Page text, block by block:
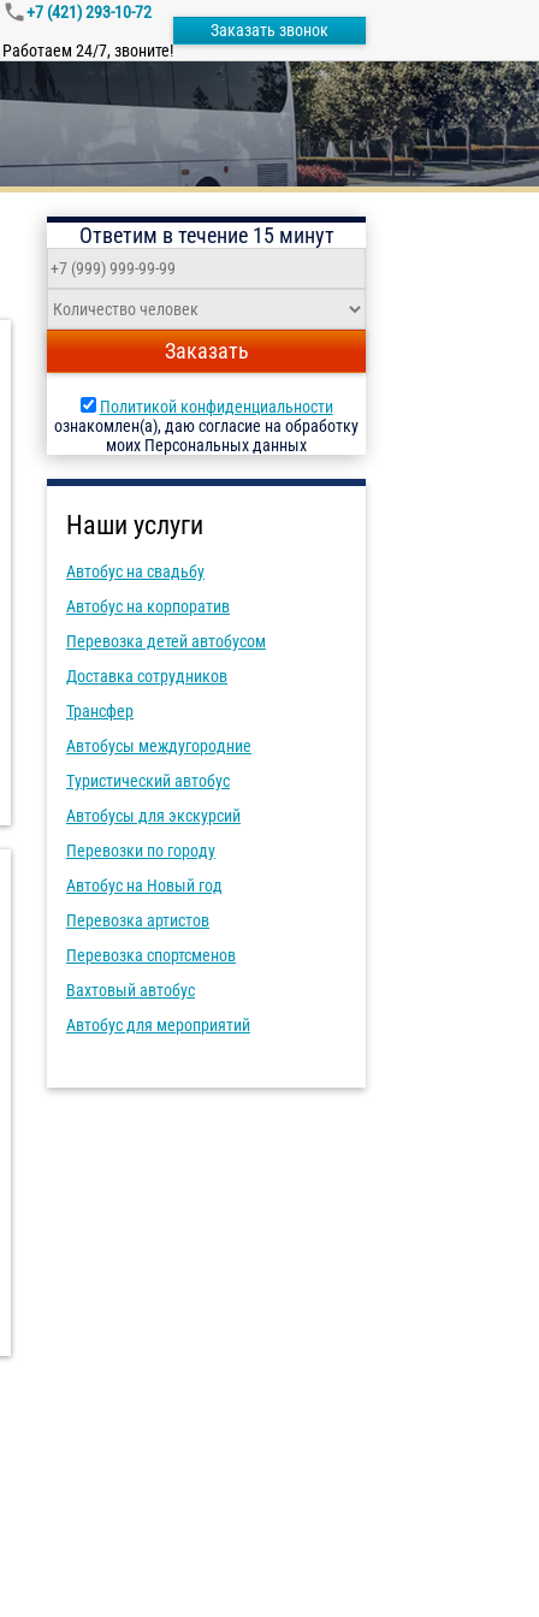
+7 (421) 293-10-72
Работаем 24/7, звоните!
Заказать звонок
Ответим в течение 15 минут
Заказать
Политикой конфиденциальности
ознакомлен(а), даю согласие на обработку
моих Персональных данных
Наши услуги
Автобус на свадьбу
Автобус на корпоратив
Перевозка детей автобусом
Доставка сотрудников
Трансфер
Автобусы междугородние
Туристический автобус
Автобусы для экскурсий
Перевозки по городу
Автобус на Новый год
Перевозка артистов
Перевозка спортсменов
Вахтовый автобус
Автобус для мероприятий